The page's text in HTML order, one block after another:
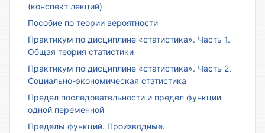
(конспект лекций)
Пособие по теории вероятности
Практикум по дисциплине «статистика». Часть 1.
Общая теория статистики
Практикум по дисциплине «статистика». Часть 2.
Социально-экономическая статистика
Предел последовательности и предел функции
одной переменной
Пределы функций. Производные.